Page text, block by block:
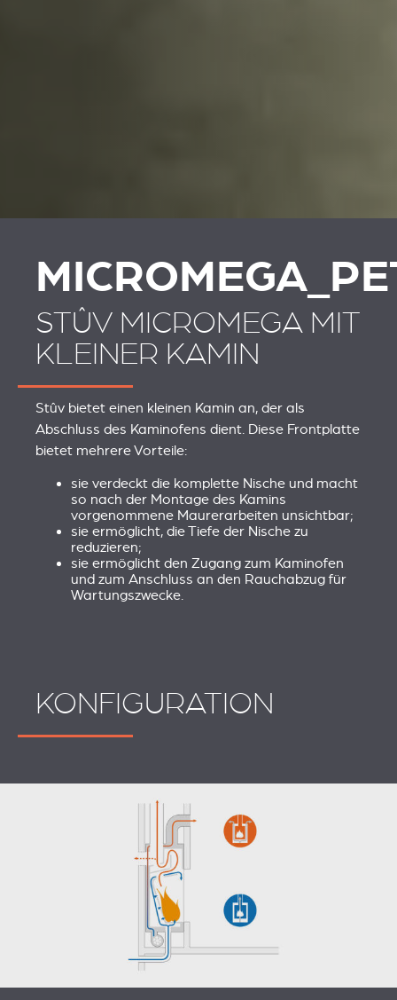
STÛV MICROMEGA MIT
KLEINER KAMIN
Stûv bietet einen kleinen Kamin an, der als
Abschluss des Kaminofens dient. Diese Frontplatte
bietet mehrere Vorteile:
sie verdeckt die komplette Nische und macht
so nach der Montage des Kamins
vorgenommene Maurerarbeiten unsichtbar;
sie ermöglicht, die Tiefe der Nische zu
reduzieren;
sie ermöglicht den Zugang zum Kaminofen
und zum Anschluss an den Rauchabzug für
Wartungszwecke.
KONFIGURATION